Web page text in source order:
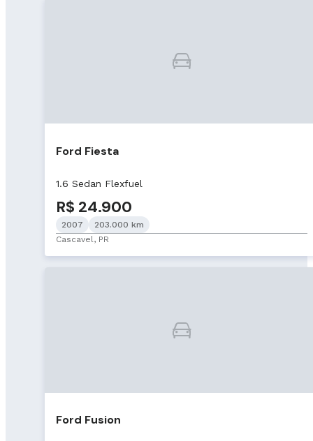
Ford Fiesta
1.6 Sedan Flexfuel
R$ 24.900
2007
203.000 km
Cascavel, PR
Ford Fusion